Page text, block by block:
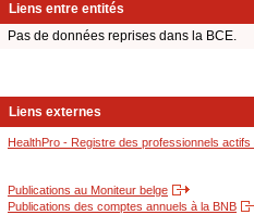
Liens entre entités
Pas de données reprises dans la BCE.
Liens externes
HealthPro - Registre des professionnels
Publications au Moniteur belge
Publications des comptes annuels à la BNB